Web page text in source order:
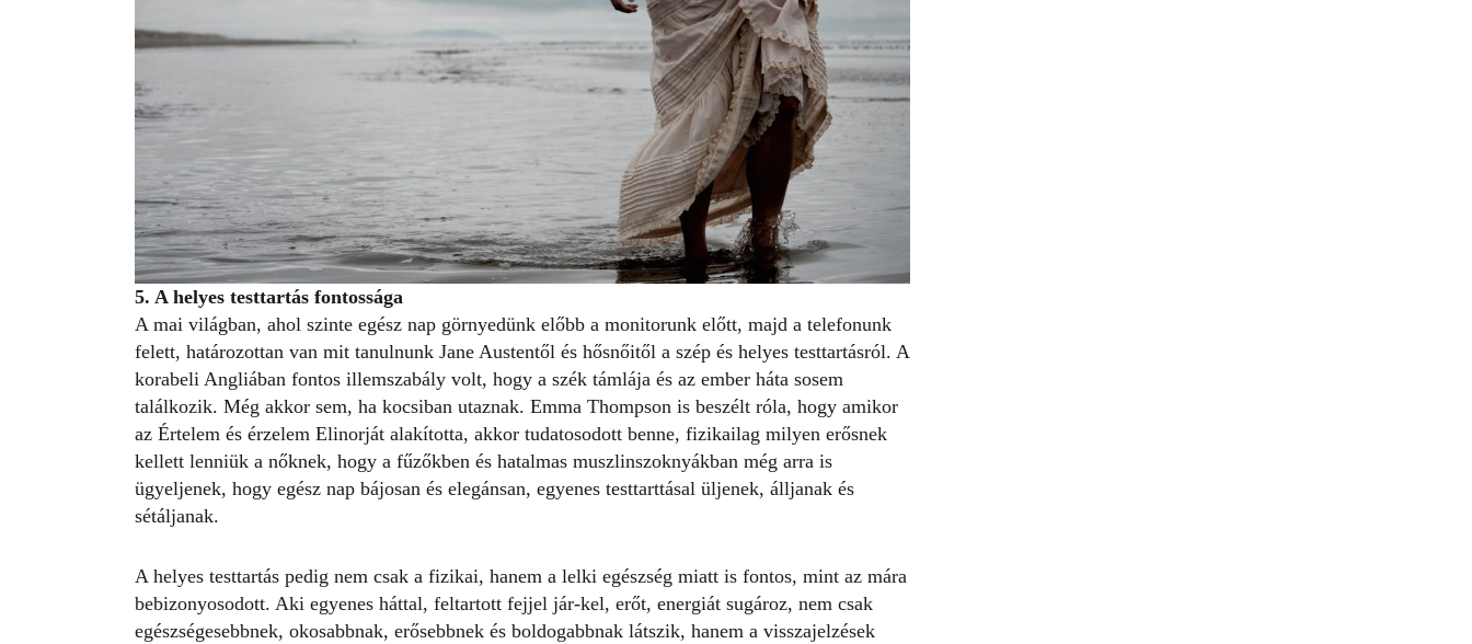
5. A helyes testtartás fontossága
A mai világban, ahol szinte egész nap görnyedünk előbb a monitorunk előtt, majd a telefonunk
felett, határozottan van mit tanulnunk Jane Austentől és hősnőitől a szép és helyes testtartásról. A
korabeli Angliában fontos illemszabály volt, hogy a szék támlája és az ember háta sosem
találkozik. Még akkor sem, ha kocsiban utaznak. Emma Thompson is beszélt róla, hogy amikor
az Értelem és érzelem Elinorját alakította, akkor tudatosodott benne, fizikailag milyen erősnek
kellett lenniük a nőknek, hogy a fűzőkben és hatalmas muszlinszoknyákban még arra is
ügyeljenek, hogy egész nap bájosan és elegánsan, egyenes testtarttásal üljenek, álljanak és
sétáljanak.
A helyes testtartás pedig nem csak a fizikai, hanem a lelki egészség miatt is fontos, mint az mára
bebizonyosodott. Aki egyenes háttal, feltartott fejjel jár-kel, erőt, energiát sugároz, nem csak
egészségesebbnek, okosabbnak, erősebbnek és boldogabbnak látszik, hanem a visszajelzések